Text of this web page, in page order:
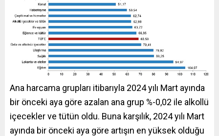
Ana harcama grupları itibarıyla 2024 yılı Mart ayında
bir önceki aya göre azalan ana grup %-0,02 ile alkollü
içecekler ve tütün oldu. Buna karşılık, 2024 yılı Mart
ayında bir önceki aya göre artışın en yüksek olduğu